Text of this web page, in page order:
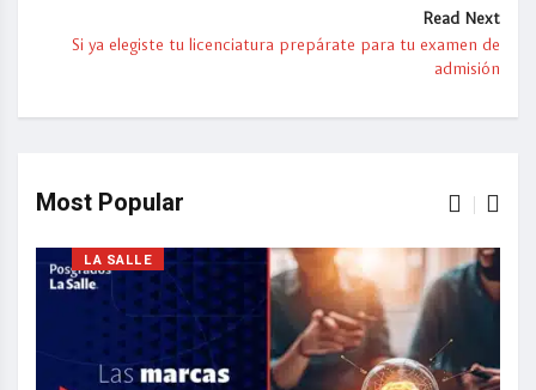
Read Next
Si ya elegiste tu licenciatura prepárate para tu examen de
admisión
Most Popular
LA SALLE